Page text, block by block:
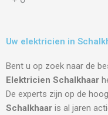
Uw elektricien in
Bent u op zoek naar de
Elektricien Schalkhaar
De experts zijn op de
Schalkhaar is al jaren